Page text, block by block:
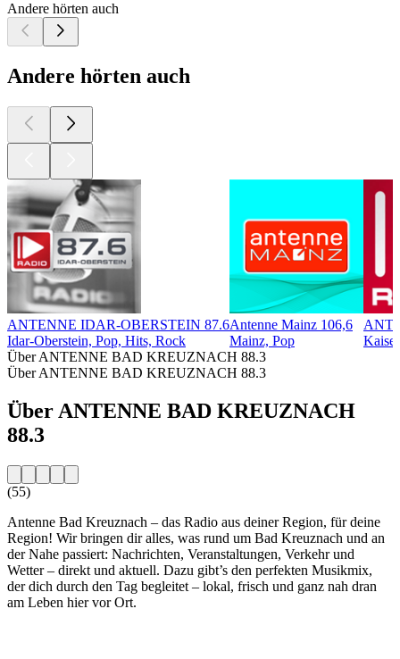
Andere hörten auch
Andere hörten auch
ANTENNE IDAR-OBERSTEIN 87.6
Idar-Oberstein, Pop, Hits, Rock
Antenne Mainz 106,6
Mainz, Pop
Über ANTENNE BAD KREUZNACH 88.3
Über ANTENNE BAD KREUZNACH 88.3
Über ANTENNE BAD KREUZNACH
88.3
(55)
Antenne Bad Kreuznach – das Radio aus deiner Region, für deine
Region! Wir bringen dir alles, was rund um Bad Kreuznach und an
der Nahe passiert: Nachrichten, Veranstaltungen, Verkehr und
Wetter – direkt und aktuell. Dazu gibt’s den perfekten Musikmix,
der dich durch den Tag begleitet – lokal, frisch und ganz nah dran
am Leben hier vor Ort.